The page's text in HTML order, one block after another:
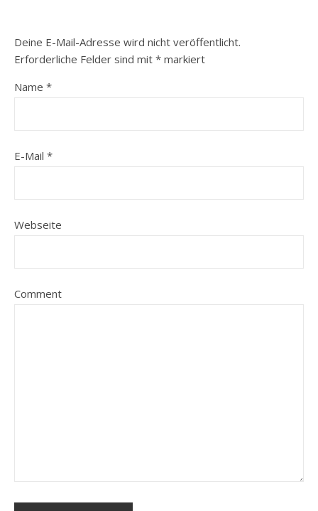
Deine E-Mail-Adresse wird nicht veröffentlicht.
Erforderliche Felder sind mit * markiert
Name *
E-Mail *
Webseite
Comment